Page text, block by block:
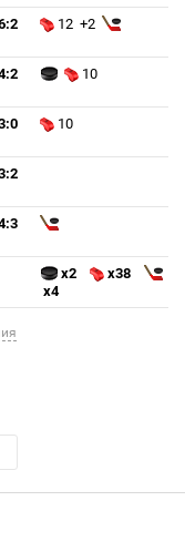
12 +2
10
10
x2
x38
x4